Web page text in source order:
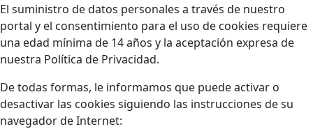
El suministro de datos personales a través de nuestro
portal y el consentimiento para el uso de cookies requiere
una edad mínima de 14 años y la aceptación expresa de
nuestra Política de Privacidad.
De todas formas, le informamos que puede activar o
desactivar las cookies siguiendo las instrucciones de su
navegador de Internet: